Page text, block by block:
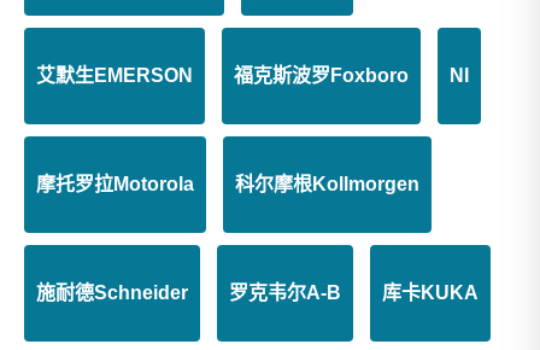
ABB DP840 3BSE028926R1 脉冲计数器或频率测量模块
艾默生EMERSON 福克斯波罗Foxboro NI
摩托罗拉Motorola 科尔摩根Kollmorgen
施耐德Schneider 罗克韦尔A-B 库卡KUKA